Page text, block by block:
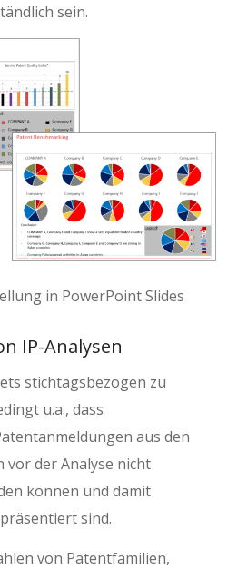
sein.
in PowerPoint Slides
IP-Analysen
stichtagsbezogen zu
u.a., dass
aus den
vor der Analyse nicht
können und damit
sind.
von Patentfamilien,